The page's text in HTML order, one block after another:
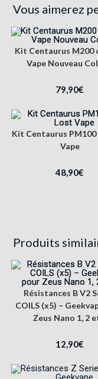
Vous aimerez
Kit Centaurus M200
Vape Nouveau
79,90€
Kit Centaurus PM100
Vape
48,90€
Produits
Résistances B V2
COILS (x5) –
Zeus Nano 1, 2
12,90€